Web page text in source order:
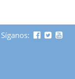
Síganos: